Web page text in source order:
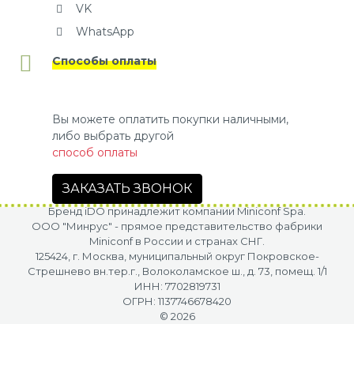
VK
WhatsApp
Способы оплаты
Вы можете оплатить покупки наличными,
либо выбрать другой
способ оплаты
ЗАКАЗАТЬ ЗВОНОК
Бренд iDO принадлежит компании Miniconf Spa.
OOO "Минрус" - прямое представительство фабрики
Miniconf в России и странах СНГ.
125424, г. Москва, муниципальный округ Покровское-
Стрешнево вн.тер.г., Волоколамское ш., д. 73, помещ. 1/1
ИНН: 7702819731
ОГРН: 1137746678420
© 2026